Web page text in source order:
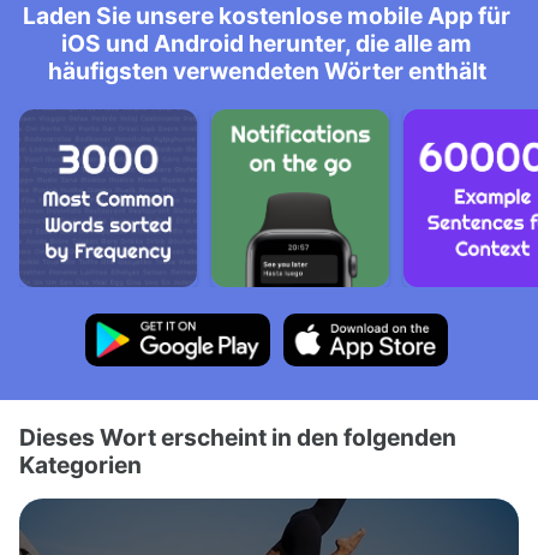
Laden Sie unsere kostenlose mobile App für
iOS und Android herunter, die alle am
häufigsten verwendeten Wörter enthält
Dieses Wort erscheint in den folgenden
Kategorien